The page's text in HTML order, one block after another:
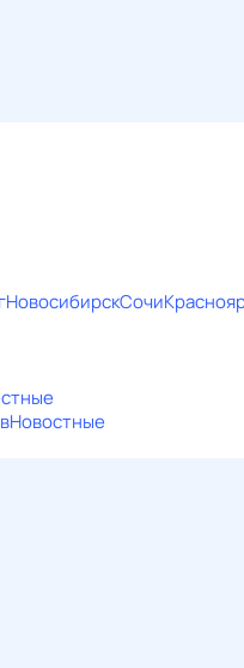
НовосибирскСочи
Новостные